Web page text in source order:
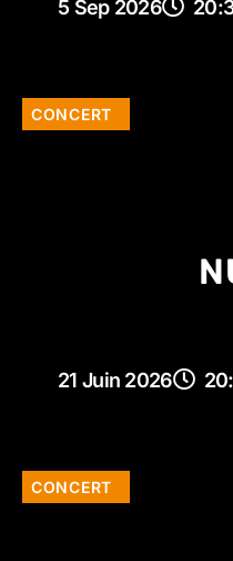
5 Sep 2026
CONCERT
21 Juin 2026
CONCERT